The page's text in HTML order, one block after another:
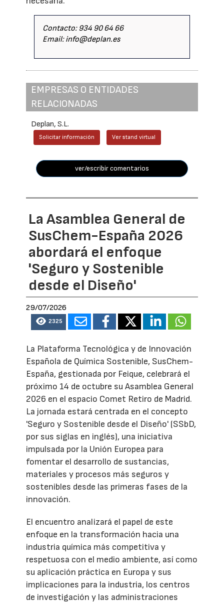
Contacto: 934 90 64 66
Email: info@deplan.es
EMPRESAS O ENTIDADES
RELACIONADAS
Deplan, S.L.
Solicitar información Ver stand virtual
ver/escribir comentarios
La Asamblea General de
SusChem-España 2026
abordará el enfoque
'Seguro y Sostenible
desde el Diseño'
29/07/2026
2325
La Plataforma Tecnológica y de Innovación
Española de Química Sostenible, SusChem-
España, gestionada por Feique, celebrará el
próximo 14 de octubre su Asamblea General
2026 en el espacio Comet Retiro de Madrid.
La jornada estará centrada en el concepto
'Seguro y Sostenible desde el Diseño' (SSbD,
por sus siglas en inglés), una iniciativa
impulsada por la Unión Europea para
fomentar el desarrollo de sustancias,
materiales y procesos más seguros y
sostenibles desde las primeras fases de la
innovación.
El encuentro analizará el papel de este
enfoque en la transformación hacia una
industria química más competitiva y
respetuosa con el medio ambiente, así como
su aplicación práctica en Europa y sus
implicaciones para la industria, los centros
de investigación y las administraciones